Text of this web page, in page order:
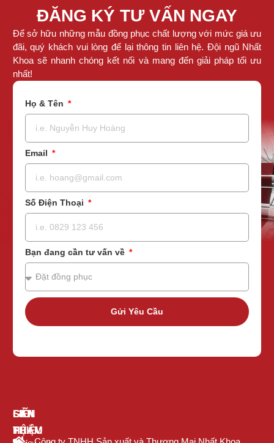
ĐĂNG KÝ TƯ VẤN NGAY
Để sở hữu những mẫu đồng phục chất lượng với mức giá ưu
đãi, quý khách vui lòng để lại thông tin liên hệ. Đội ngũ Nhất
Khoa sẽ nhanh chóng kết nối và mang đến giải pháp tối ưu
nhất!
Họ & Tên
Email
Số Điện Thoại
Bạn đang cần tư vấn về
Gửi Yêu Cầu
GIỚI
THIỆU
SẢN
PHẨM
LIÊN
HỆ